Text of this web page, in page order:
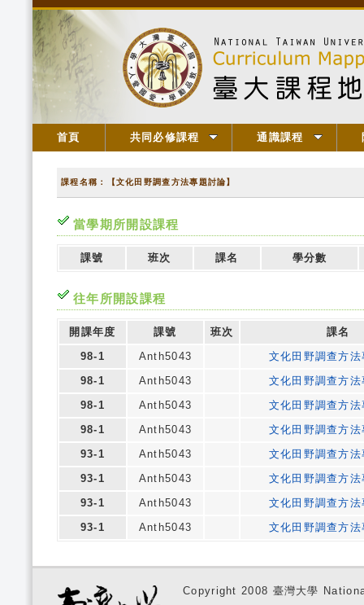
首頁 共同必修課程 通識課程
課程名稱：【文化田野調查方法專題討論】
當學期所開設課程
課號 班次 課名 學分數
往年所開設課程
開課年度 課號 班次
課名
98-1
Anth5043
文化田野調查方
98-1
Anth5043
文化田野調查方
98-1
Anth5043
文化田野調查方
98-1
Anth5043
文化田野調查方
93-1
Anth5043
文化田野調查方
93-1
Anth5043
文化田野調查方
93-1
Anth5043
文化田野調查方
93-1
Anth5043 文化田野調查方
Copyright 2008 臺灣大學